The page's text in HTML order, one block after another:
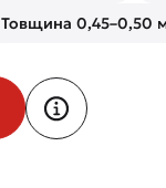
Товщина 0,45–0,50